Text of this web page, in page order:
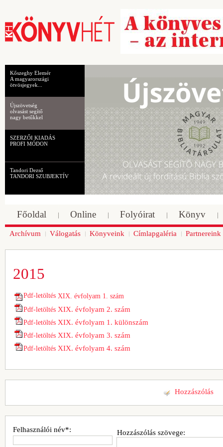
Kőszeghy Elemér
A magyarországi
ötvösjegyek...
Újszövetség
olvasást segítő
nagy betűkkel
SZERZŐI KIADÁS
PROFI MÓDON
Tandori Dezső
TANDORI SZUBJEKTÍV
Főoldal Online Folyóirat Könyv
Archívum Válogatás Könyveink Címlapgaléria Partnereink
2015
Pdf-letöltés XIX. évfolyam 1. szám
Pdf-letöltés XIX. évfolyam 2. szám
Pdf-letöltés XIX. évfolyam 1. különszám
Pdf-letöltés XIX. évfolyam 3. szám
Pdf-letöltés XIX. évfolyam 4. szám
Hozzászólás
Hozzászólás szövege:
Felhasználói név*: